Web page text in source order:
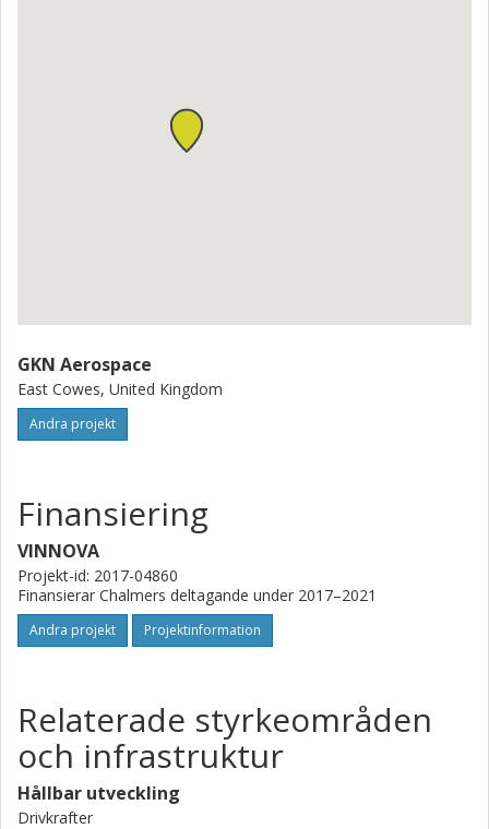
GKN Aerospace
East Cowes, United Kingdom
Andra projekt
Finansiering
VINNOVA
Projekt-id: 2017-04860
Finansierar Chalmers deltagande under 2017–2021
Andra projekt Projektinformation
Relaterade styrkeområden
och infrastruktur
Hållbar utveckling
Drivkrafter